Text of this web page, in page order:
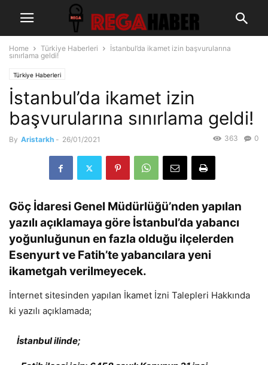
Home Türkiye Haberleri
İstanbul’da ikamet izin başvurularına
sınırlama geldi!
Türkiye Haberleri
İstanbul’da ikamet izin
başvurularına sınırlama geldi!
By Aristarkh - 26/01/2021 0
363
Göç İdaresi Genel Müdürlüğü’nden yapılan
yazılı açıklamaya göre İstanbul’da yabancı
yoğunluğunun en fazla olduğu ilçelerden
Esenyurt ve Fatih’te yabancılara yeni
ikametgah verilmeyecek.
İnternet sitesinden yapılan İkamet İzni Talepleri Hakkında
ki yazılı açıklamada;
İstanbul ilinde;